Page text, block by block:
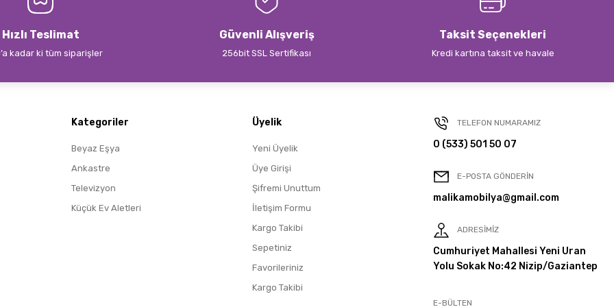
Gönder
Hızlı Teslimat
kadar ki tüm siparişler
Güvenli Alışveriş
256bit SSL Sertifikası
Taksit Seçenekleri
Kredi kartına taksit ve havale
Kategoriler
Beyaz Eşya
Ankastre
Televizyon
Küçük Ev Aletleri
Üyelik
Yeni Üyelik
Üye Girişi
Şifremi Unuttum
İletişim Formu
Kargo Takibi
Sepetiniz
Favorileriniz
Kargo Takibi
TELEFON NUMARAMIZ
0 (533) 501 50 07
E-POSTA GÖNDERİN
malikamobilya@gmail.com
ADRESİMİZ
Cumhuriyet Mahallesi Yeni Uran
Yolu Sokak No:42 Nizip/Gaziantep
E-BÜLTEN